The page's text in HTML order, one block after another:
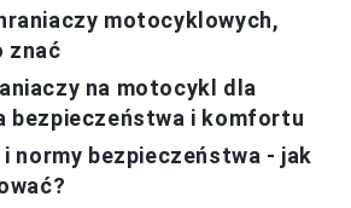
motocyklowych,
znać
na motocykl dla
bezpieczeństwa i komfortu
normy bezpieczeństwa - jak